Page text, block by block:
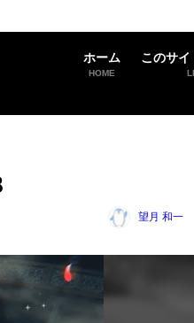
ホーム
HOME
このサ
望月 和一